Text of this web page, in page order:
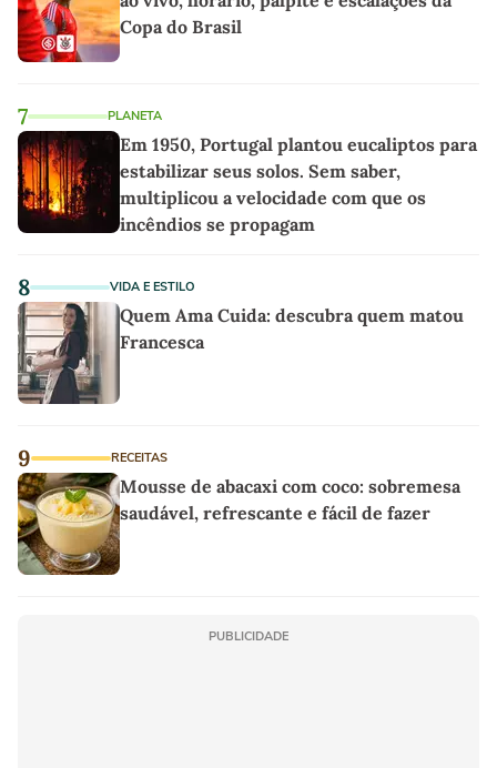
Copa do Brasil
7 PLANETA
Em 1950, Portugal plantou eucaliptos para
estabilizar seus solos. Sem saber,
multiplicou a velocidade com que os
incêndios se propagam
8 VIDA E ESTILO
Quem Ama Cuida: descubra quem matou
Francesca
9 RECEITAS
Mousse de abacaxi com coco: sobremesa
saudável, refrescante e fácil de fazer
PUBLICIDADE